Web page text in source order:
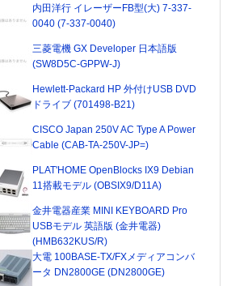
内田洋行 イレーザーFB型(大) 7-337-
0040 (7-337-0040)
三菱電機 GX Developer 日本語版
(SW8D5C-GPPW-J)
Hewlett-Packard HP 外付けUSB DVD
ドライブ (701498-B21)
CISCO Japan 250V AC Type A Power
Cable (CAB-TA-250V-JP=)
PLAT'HOME OpenBlocks IX9 Debian
11搭載モデル (OBSIX9/D11A)
金井電器産業 MINI KEYBOARD Pro
USBモデル 英語版 (金井電器)
(HMB632KUS/R)
大電 100BASE-TX/FXメディアコンバ
ータ DN2800GE (DN2800GE)